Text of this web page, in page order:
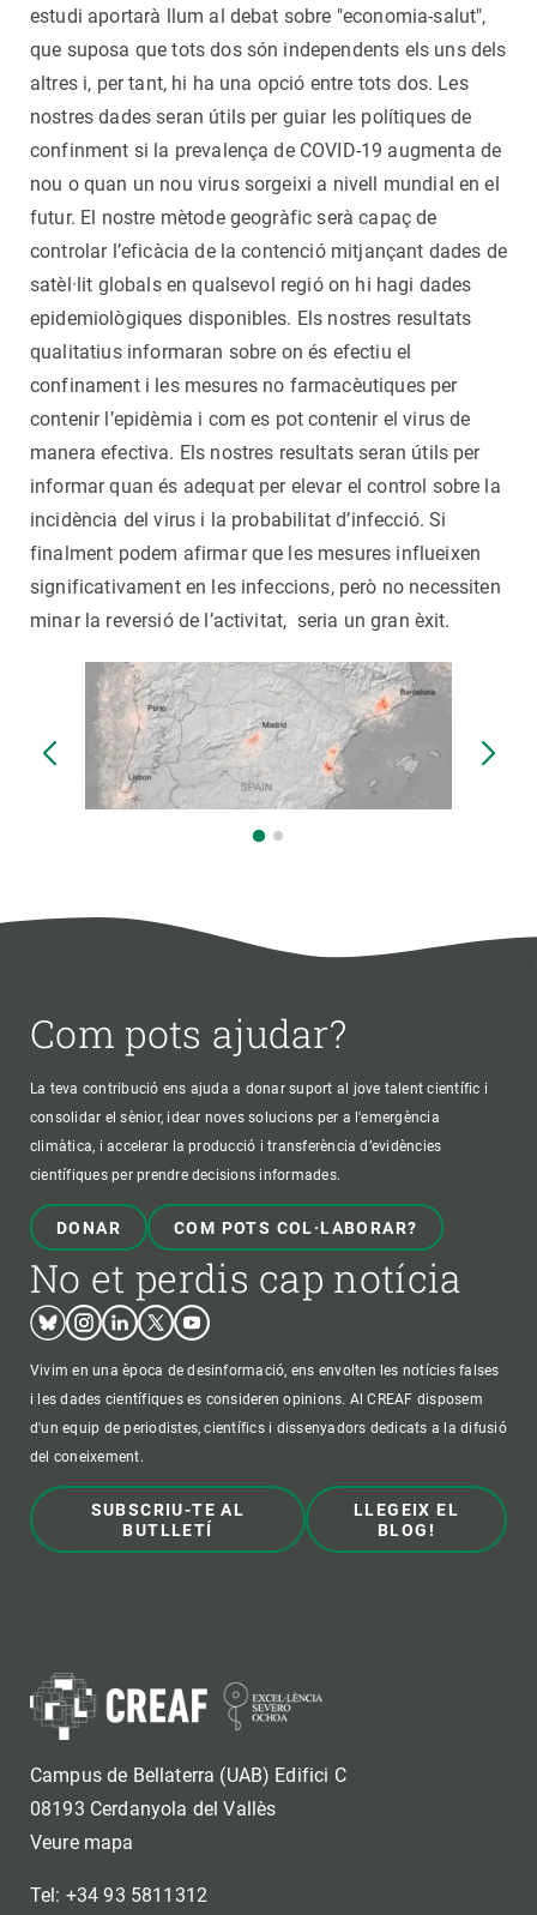
estudi aportarà llum al debat sobre "economia-salut",
que suposa que tots dos són independents els uns dels
altres i, per tant, hi ha una opció entre tots dos. Les
nostres dades seran útils per guiar les polítiques de
confinment si la prevalença de COVID-19 augmenta de
nou o quan un nou virus sorgeixi a nivell mundial en el
futur. El nostre mètode geogràfic serà capaç de
controlar l’eficàcia de la contenció mitjançant dades de
satèl·lit globals en qualsevol regió on hi hagi dades
epidemiològiques disponibles. Els nostres resultats
qualitatius informaran sobre on és efectiu el
confinament i les mesures no farmacèutiques per
contenir l’epidèmia i com es pot contenir el virus de
manera efectiva. Els nostres resultats seran útils per
informar quan és adequat per elevar el control sobre la
incidència del virus i la probabilitat d’infecció. Si
finalment podem afirmar que les mesures influeixen
significativament en les infeccions, però no necessiten
minar la reversió de l’activitat, seria un gran èxit.
Com pots ajudar?
La teva contribució ens ajuda a donar suport al jove talent científic i
consolidar el sènior, idear noves solucions per a l'emergència
climàtica, i accelerar la producció i transferència d’evidències
científiques per prendre decisions informades.
DONAR COM POTS COL·LABORAR?
No et perdis cap notícia
BlueskyInstagram
LinkedinTwitterYoutube
Vivim en una època de desinformació, ens envolten les notícies falses
i les dades científiques es consideren opinions. Al CREAF disposem
d'un equip de periodistes, científics i dissenyadors dedicats a la difusió
del coneixement.
SUBSCRIU-TE AL
BUTLLETÍ
LLEGEIX EL
BLOG!
Campus de Bellaterra (UAB) Edifici C
08193 Cerdanyola del Vallès
Veure mapa
Tel: +34 93 5811312